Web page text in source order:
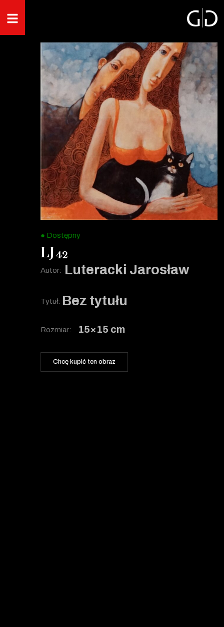
LJ42
Autor: Luteracki Jarosław
Tytuł: Bez tytułu
Rozmiar: 15×15 cm
Chcę kupić ten obraz
● Dostępny